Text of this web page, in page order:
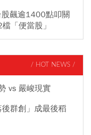
飆逾1400點叩關
「便當股」
/ HOT NEWS /
vs 嚴峻現實
群創」成最後稻